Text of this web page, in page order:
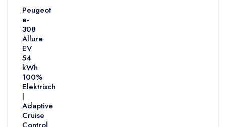
Peugeot
e-
308
Allure
EV
54
kWh
100%
Elektrisch
|
Adaptive
Cruise